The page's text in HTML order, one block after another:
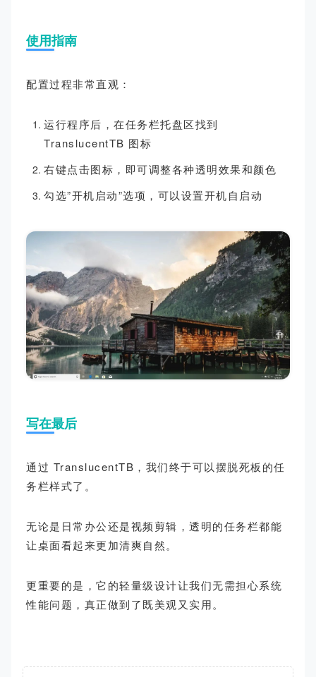
使用指南
配置过程非常直观：
运行程序后，在任务栏托盘区找到
TranslucentTB 图标
右键点击图标，即可调整各种透明效果和颜色
勾选”开机启动”选项，可以设置开机自启动
写在最后
通过 TranslucentTB，我们终于可以摆脱死板的任
务栏样式了。
无论是日常办公还是视频剪辑，透明的任务栏都能
让桌面看起来更加清爽自然。
更重要的是，它的轻量级设计让我们无需担心系统
性能问题，真正做到了既美观又实用。